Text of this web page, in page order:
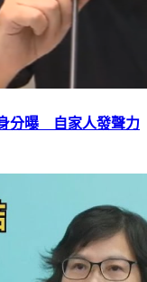
分曝 自家人發聲力